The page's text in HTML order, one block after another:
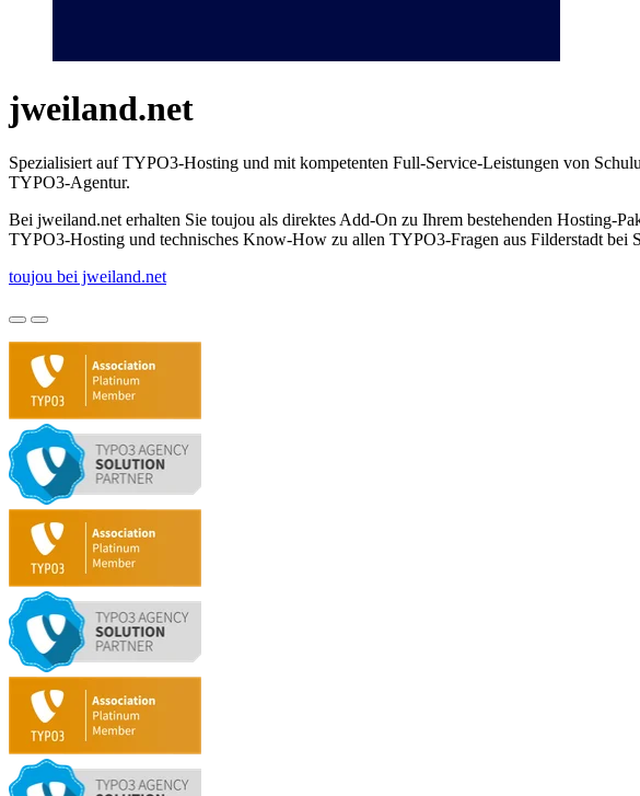
jweiland.net
Spezialisiert auf TYPO3-Hosting und mit kompetenten Full-Service-Leistungen von
TYPO3-Agentur.
Bei jweiland.net erhalten Sie toujou als direktes Add-On zu Ihrem bestehenden Hosting-
TYPO3-Hosting und technisches Know-How zu allen TYPO3-Fragen aus Filderstadt bei
toujou bei jweiland.net